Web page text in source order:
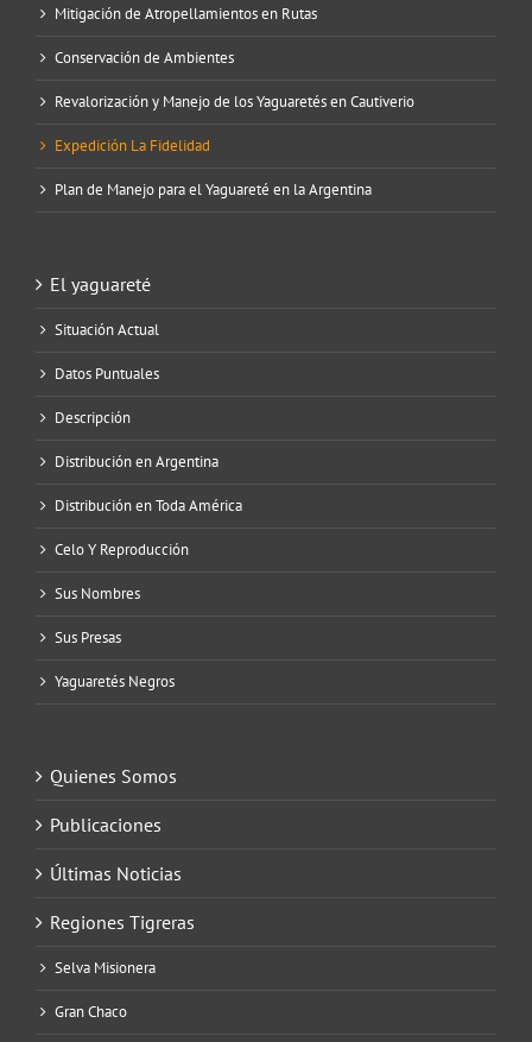
Mitigación de Atropellamientos en Rutas
Conservación de Ambientes
Revalorización y Manejo de los Yaguaretés en Cautiverio
Expedición La Fidelidad
Plan de Manejo para el Yaguareté en la Argentina
El yaguareté
Situación Actual
Datos Puntuales
Descripción
Distribución en Argentina
Distribución en Toda América
Celo Y Reproducción
Sus Nombres
Sus Presas
Yaguaretés Negros
Quienes Somos
Publicaciones
Últimas Noticias
Regiones Tigreras
Selva Misionera
Gran Chaco